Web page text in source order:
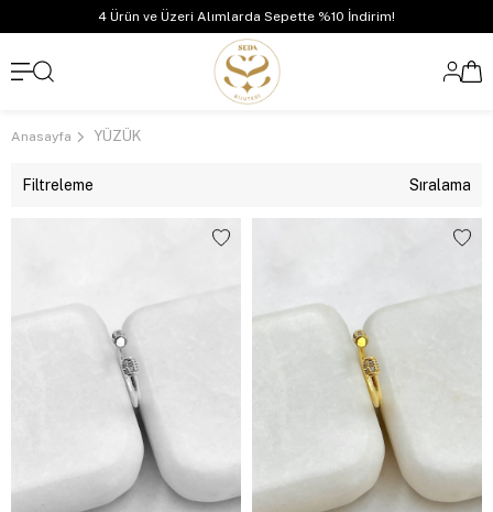
4 Ürün ve Üzeri Alımlarda Sepette %10 İndirim!
Anasayfa YÜZÜK
Filtreleme Sıralama